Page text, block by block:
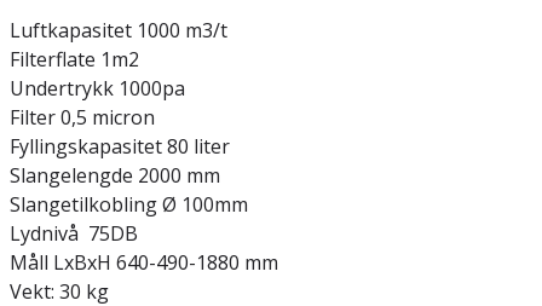
Luftkapasitet 1000 m3/t
Filterflate 1m2
Undertrykk 1000pa
Filter 0,5 micron
Fyllingskapasitet 80 liter
Slangelengde 2000 mm
Slangetilkobling Ø 100mm
Lydnivå 75DB
Måll LxBxH 640-490-1880 mm
Vekt: 30 kg